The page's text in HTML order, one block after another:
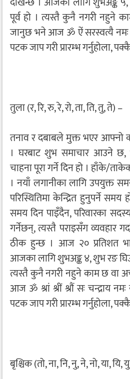
पूर्व हो । त्यस्तै कुनै नगरी नहुने
जानुछ भने आज ॐ ऐं सरस्वत्यै नमः
पटक जाप गरी प्रारम्भ गर्नुहोला,
तुला (र, रि, रु, रे, रो, ता, ति, तु, ते) –
तनाव र दबाबले मुक्त भएर आफ्नो
। घरबाट शुभ समाचार आउने छ,
चाहना पूरा गर्ने दिन हो । हाँके/
। नयाँ लगानीका लागि उपयुक्त
परिस्थितिमा केन्द्रित हुनुपर्ने समय
समय दिन पाइँदैन, परिवारका
गर्नेछन्, त्यस्तै पराइसँग व्यवहार
ठीक हुन्छ । आज २० प्रतिशत
आजका लागि शुभअङ्क ४, शुभ रङ
त्यस्तै कुनै नगरी नहुने काम छ वा
आज ॐ श्रां श्रीं श्रौं सः चन्द्राय
पटक जाप गरी प्रारम्भ गर्नुहोला,
बृश्चिक (तो, ना, नि, नु, ने, नो, या, यि,